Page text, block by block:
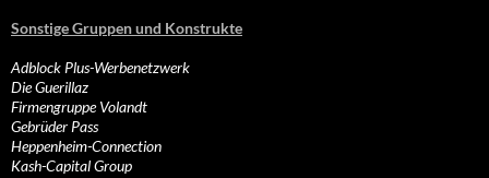
Sonstige Gruppen und Konstrukte
Adblock Plus-Werbenetzwerk
Die Guerillaz
Firmengruppe Volandt
Gebrüder Pass
Heppenheim-Connection
Kash-Capital Group